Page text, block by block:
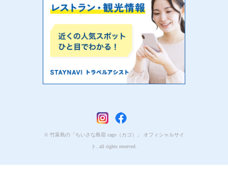
© 竹富島の「ちいさな島宿 cago（カゴ）」 オフィシャルサイ
ト. all rights reserved.